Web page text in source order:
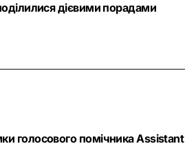
дієвими порадами
голосового помічника Assistant